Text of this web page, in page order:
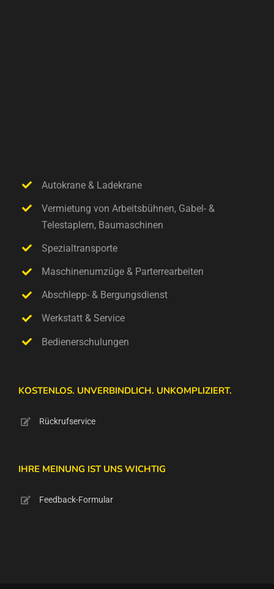
Autokrane & Ladekrane
Vermietung von Arbeitsbühnen, Gabel- &
Telestaplern, Baumaschinen
Spezialtransporte
Maschinenumzüge & Parterrearbeiten
Abschlepp- & Bergungsdienst
Werkstatt & Service
Bedienerschulungen
KOSTENLOS. UNVERBINDLICH. UNKOMPLIZIERT.
Rückrufservice
IHRE MEINUNG IST UNS WICHTIG
Feedback-Formular